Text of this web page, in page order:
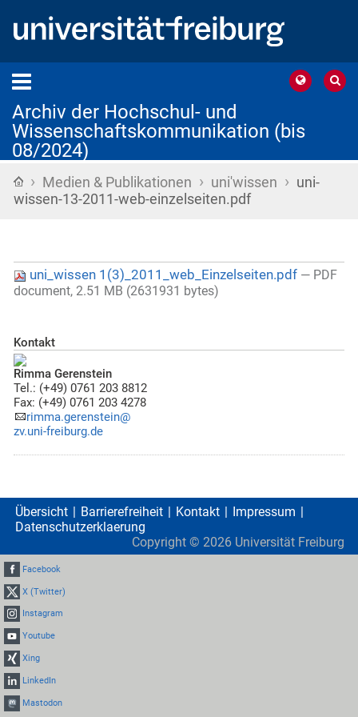
Archiv der Hochschul- und
Wissenschaftskommunikation (bis
08/2024)
Startseite
› Medien & Publikationen › uni'wissen › uni-
wissen-13-2011-web-einzelseiten.pdf
uni_wissen 1(3)_2011_web_Einzelseiten.pdf — PDF
document, 2.51 MB (2631931 bytes)
Kontakt
Rimma Gerenstein
Tel.: (+49) 0761 203 8812
Fax: (+49) 0761 203 4278
rimma.gerenstein@
zv.uni-freiburg.de
Übersicht Barrierefreiheit Kontakt
Impressum
Datenschutzerklaerung
Copyright © 2026 Universität Freiburg
Facebook
X (Twitter)
Instagram
Youtube
Xing
LinkedIn
Mastodon